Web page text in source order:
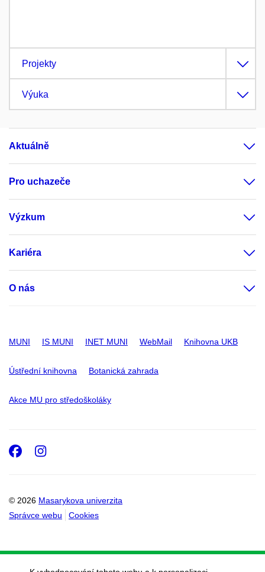
Projekty
Výuka
Aktuálně
Pro uchazeče
Výzkum
Kariéra
O nás
MUNI IS MUNI INET MUNI WebMail Knihovna UKB
Ústřední knihovna Botanická zahrada
Akce MU pro středoškoláky
© 2026 Masarykova univerzita
Správce webu
Cookies
Facebook
Instagram